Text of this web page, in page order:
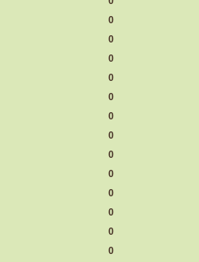
0
0
0
0
0
0
0
0
0
0
0
0
0